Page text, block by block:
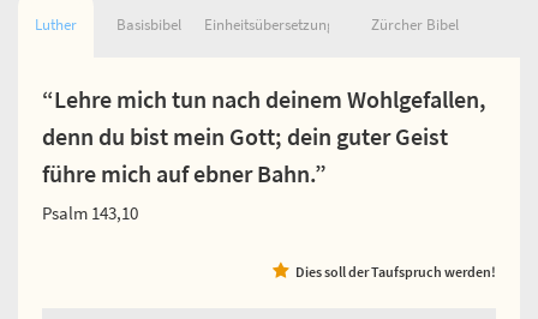
Luther Basisbibel Einheitsübersetzung Zürcher Bibel
“Lehre mich tun nach deinem Wohlgefallen,
denn du bist mein Gott; dein guter Geist
führe mich auf ebner Bahn.”
Psalm 143,10
Dies soll der Taufspruch werden!